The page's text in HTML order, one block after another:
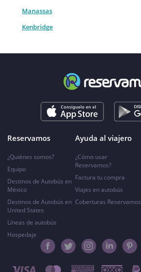
Manassas
Kenbridge
Reservamos
¿Quiénes somos?
Equipo
Destinos de Autobús en
México
Destinos de Autobús en
United States
Líneas de autobús
Hospedaje
Ayuda al viajero
¿Cómo usar
Reservamos?
Factura tu compra
Viajes en autobús
Coberturas Reservamos